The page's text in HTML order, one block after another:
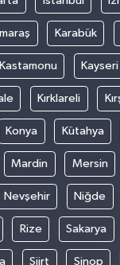
Karabük
Kastamonu Kayseri
Kırklareli
Konya Kütahya
Mardin Mersin
Nevşehir Niğde
Rize Sakarya
Siirt Sinop